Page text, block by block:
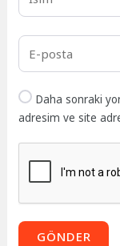
Daha sonraki
adresim ve site
GÖNDER